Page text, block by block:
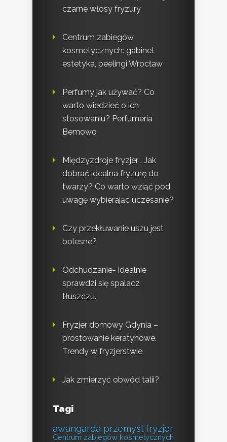
czarne włosy fryzury
Centrum zabiegów
kosmetycznych: gabinet
estetyka, peelingi Wrocław
Perfumy jak używać? Co
warto wiedzieć o ich
stosowaniu? Perfumeria
Bemowo
Międzyzdroje fryzjer . Jak
dobrać idealna fryzurę do
twarzy? Co warto wziąć pod
uwagę wybierając uczesanie?
Czy przekłuwanie uszu jest
bolesne?
Odchudzanie- idealnie
sprawdzi się spalacz
tłuszczu.
Fryzjer domowy Gdynia –
prostowanie keratynowe.
Trendy w fryzjerstwie
Jak zmierzyć obwód talii?
Tagi
awangarda przemyśl fryzjer
Centrum zabiegów kosmetycznych